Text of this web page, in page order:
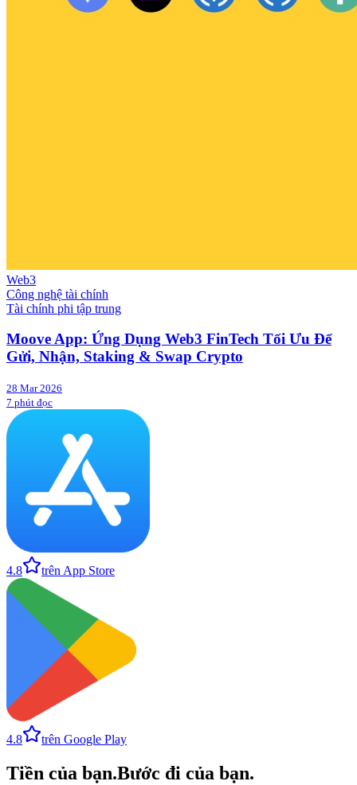
Web3
Công nghệ tài chính
Tài chính phi tập trung
Moove App: Ứng Dụng Web3 FinTech Tối Ưu Để
Gửi, Nhận, Staking & Swap Crypto
28 Mar 2026
7 phút đọc
4.8 trên App Store
4.8 trên Google Play
Tiền của bạn.Bước đi của bạn.